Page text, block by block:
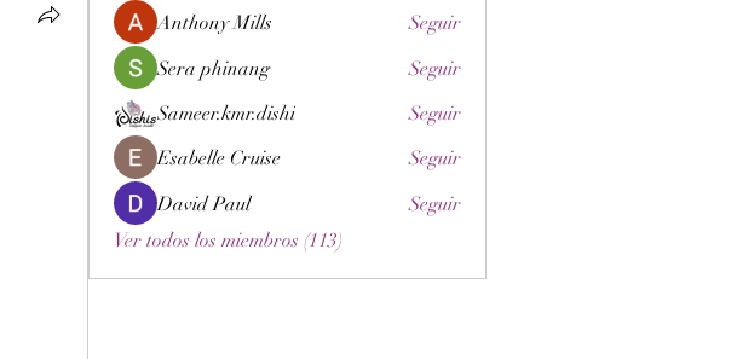
Anthony Mills
Seguir
Sera phinang
Seguir
Sameer.kmr.dishi
Seguir
Esabelle Cruise
Seguir
David Paul
Seguir
Ver todos los miembros (113)